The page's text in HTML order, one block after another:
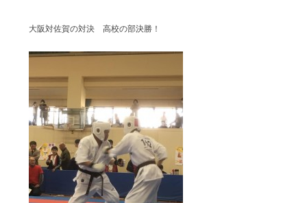
大阪対佐賀の対決 高校の部決勝！